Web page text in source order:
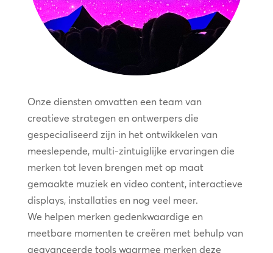
Onze diensten omvatten een team van
creatieve strategen en ontwerpers die
gespecialiseerd zijn in het ontwikkelen van
meeslepende, multi-zintuiglijke ervaringen die
merken tot leven brengen met op maat
gemaakte muziek en video content, interactieve
displays, installaties en nog veel meer.
We helpen merken gedenkwaardige en
meetbare momenten te creëren met behulp van
geavanceerde tools waarmee merken deze